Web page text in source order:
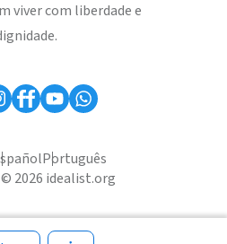
viver com liberdade e
Português
2026 idealist.org